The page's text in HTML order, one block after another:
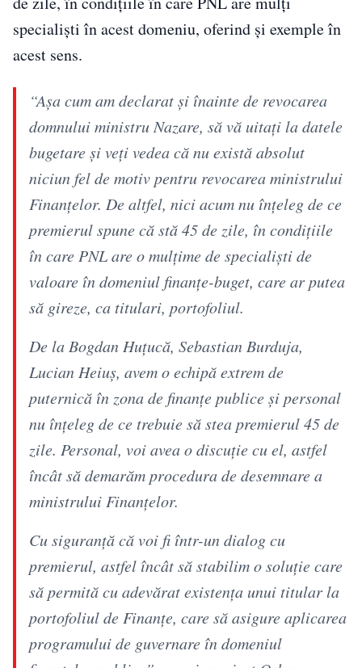
specialişti în acest domeniu, oferind şi exemple în
acest sens.
“Aşa cum am declarat şi înainte de revocarea
domnului ministru Nazare, să vă uitaţi la datele
bugetare şi veţi vedea că nu există absolut
niciun fel de motiv pentru revocarea ministrului
Finanţelor. De altfel, nici acum nu înţeleg de ce
premierul spune că stă 45 de zile, în condiţiile
în care PNL are o mulţime de specialişti de
valoare în domeniul finanţe-buget, care ar putea
să gireze, ca titulari, portofoliul.
De la Bogdan Huţucă, Sebastian Burduja,
Lucian Heiuş, avem o echipă extrem de
puternică în zona de finanţe publice şi personal
nu înţeleg de ce trebuie să stea premierul 45 de
zile. Personal, voi avea o discuţie cu el, astfel
încât să demarăm procedura de desemnare a
ministrului Finanţelor.
Cu siguranţă că voi fi într-un dialog cu
premierul, astfel încât să stabilim o soluţie care
să permită cu adevărat existenţa unui titular la
portofoliul de Finanţe, care să asigure aplicarea
programului de guvernare în domeniul